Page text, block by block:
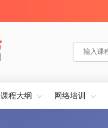
课程大纲 网络培训